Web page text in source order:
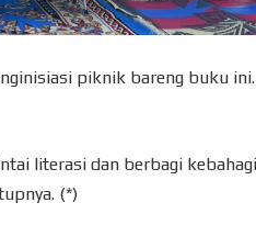
piknik bareng buku
literasi dan berbagi
(*)